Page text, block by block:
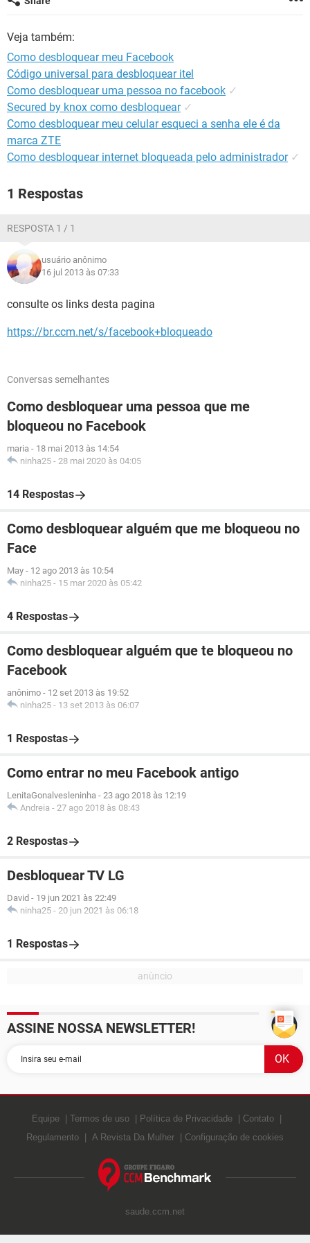
GUIA DE COMPRAS
Veja também:
Como desbloquear meu Facebook
Código universal para desbloquear itel
Como desbloquear uma pessoa no facebook ✓
Secured by knox como desbloquear ✓
Como desbloquear meu celular esqueci a senha ele é da
marca ZTE
Como desbloquear internet bloqueada pelo administrador ✓
1 Respostas
RESPOSTA 1 / 1
usuário anônimo
16 jul 2013 às 07:33
consulte os links desta pagina
https://br.ccm.net/s/facebook+bloqueado
Conversas semelhantes
Como desbloquear uma pessoa que me
bloqueou no Facebook
maria - 18 mai 2013 às 14:54
ninha25 - 28 mai 2020 às 04:05
14 Respostas
Como desbloquear alguém que me bloqueou no
Face
May - 12 ago 2013 às 10:54
ninha25 - 15 mar 2020 às 05:42
4 Respostas
Como desbloquear alguém que te bloqueou no
Facebook
anônimo - 12 set 2013 às 19:52
ninha25 - 13 set 2013 às 06:07
1 Respostas
Como entrar no meu Facebook antigo
LenitaGonalvesleninha - 23 ago 2018 às 12:19
Andreia - 27 ago 2018 às 08:43
2 Respostas
Desbloquear TV LG
David - 19 jun 2021 às 22:49
ninha25 - 20 jun 2021 às 06:18
1 Respostas
ASSINE NOSSA NEWSLETTER!
Equipe Termos de uso Política de Privacidade
Contato
Regulamento
A Revista Da Mulher Configuração de cookies
saude.ccm.net